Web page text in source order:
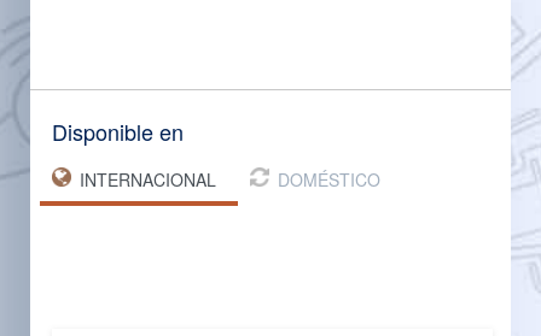
Disponible en
INTERNACIONAL DOMÉSTICO